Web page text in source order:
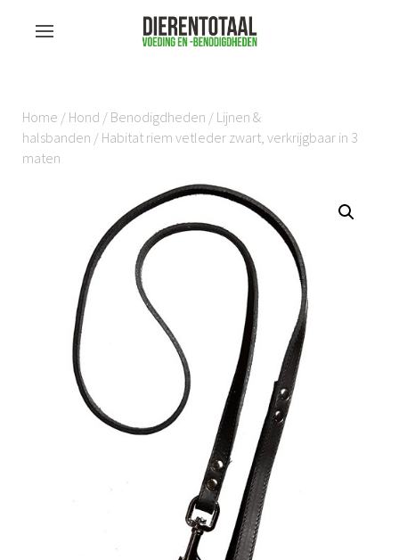
Home / Hond / Benodigdheden / Lijnen &
halsbanden / Habitat riem vetleder zwart, verkrijgbaar in 3
maten